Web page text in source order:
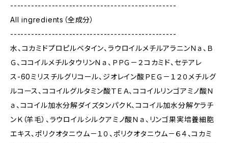
------------------------------------------------
All ingredients（全成分）
------------------------------------------------
水、コカミドプロピルベタイン、ラウロイルメチルアラニンＮａ、Ｂ
Ｇ、ココイルメチルタウリンＮａ、ＰＰＧ－２コカミド、セテアレ
ス-60ミリスチルグリコール、ジオレイン酸ＰＥＧ－１２０メチルグ
ルコース、ココイルグルタミン酸ＴＥＡ、ココイルリンゴアミノ酸Ｎ
ａ、ココイル加水分解ダイズタンパクＫ、ココイル加水分解ケラチ
ンＫ（羊毛）、ラウロイルシルクアミノ酸Ｎａ、リンゴ果実培養細胞
エキス、ポリクオタニウム－１０、ポリクオタニウム－６４、コカミ